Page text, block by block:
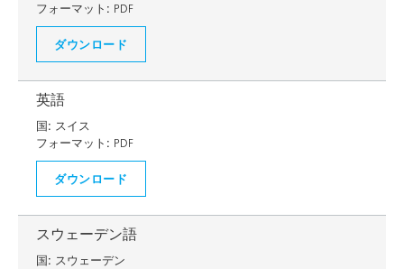
フォーマット: PDF
ダウンロード
英語
国: スイス
フォーマット: PDF
ダウンロード
スウェーデン語
国: スウェーデン